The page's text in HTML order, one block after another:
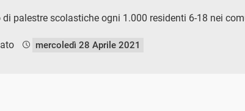
di palestre scolastiche ogni 1.000 residenti 6-18 nei
mercoledì 28 Aprile 2021